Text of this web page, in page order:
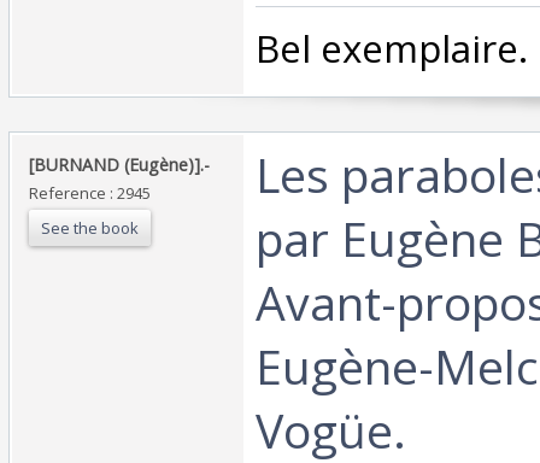
‎Bel exemplaire.‎
‎[BURNAND (Eugène)].-‎
Reference : 2945
See the book
‎Les
par Eugène
Avant-
Eugène-
Vogüe.‎